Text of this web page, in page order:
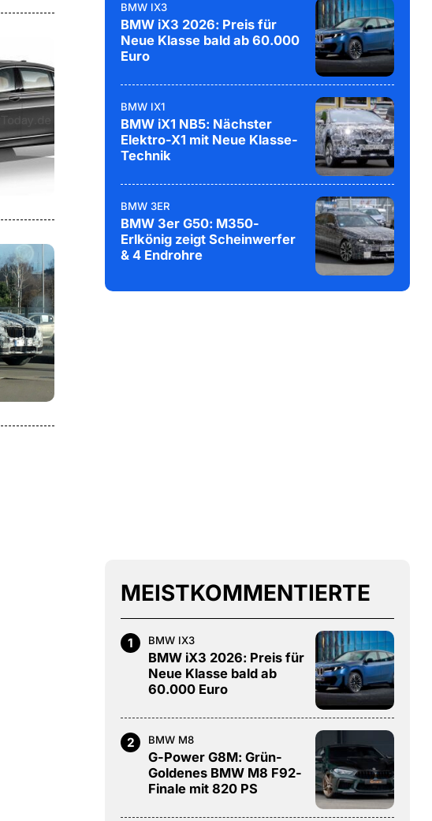
BMW IX3
BMW iX3 2026: Preis für
Neue Klasse bald ab 60.000
Euro
BMW IX1
BMW iX1 NB5: Nächster
Elektro-X1 mit Neue Klasse-
Technik
BMW 3ER
BMW 3er G50: M350-
Erlkönig zeigt Scheinwerfer
& 4 Endrohre
MEISTKOMMENTIERTE
1 BMW IX3
BMW iX3 2026: Preis für
Neue Klasse bald ab
60.000 Euro
2 BMW M8
G-Power G8M: Grün-
Goldenes BMW M8 F92-
Finale mit 820 PS